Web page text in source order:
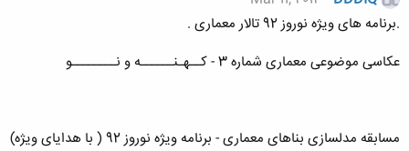
.برنامه های ویژه نوروز 92 تالار معماری .
عکاسی موضوعی معماری شماره 3 - کــهـنــــــه و نــــــــو
مسابقه مدلسازی بناهای معماری - برنامه ویژه نوروز 92 ( با هدایای ویژه)